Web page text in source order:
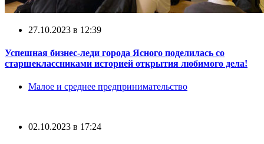
27.10.2023 в 12:39
Успешная бизнес-леди города Ясного поделилась со
старшеклассниками историей открытия любимого дела!
Малое и среднее предпринимательство
02.10.2023 в 17:24